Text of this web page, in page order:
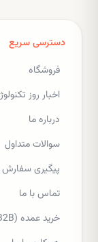
دسترسی سریع
فروشگاه
اخبار روز
درباره ما
سوالات متداول
پیگیری سفارش
تماس با ما
خرید عمده (B2B)